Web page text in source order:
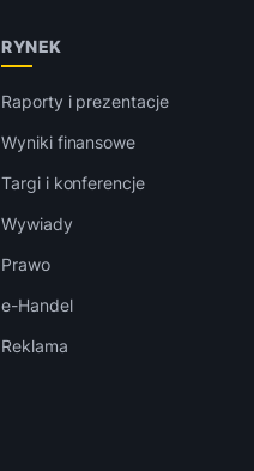
RYNEK
Raporty i prezentacje
Wyniki finansowe
Targi i konferencje
Wywiady
Prawo
e-Handel
Reklama